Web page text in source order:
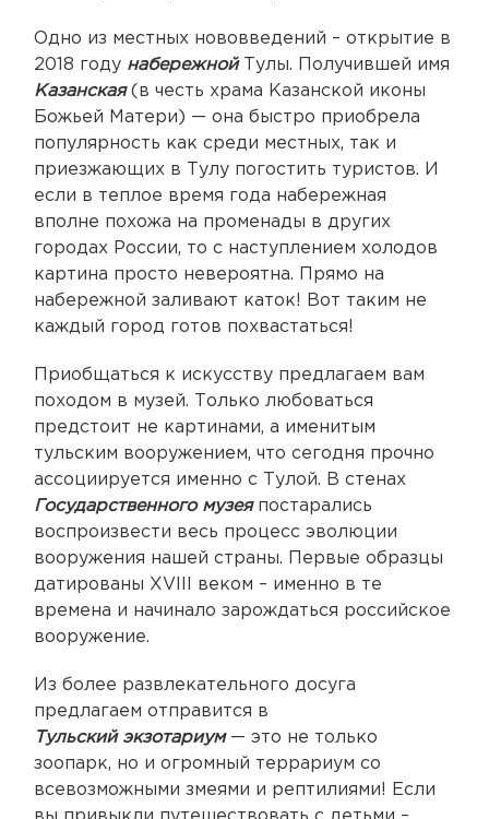
Одно из местных нововведений – открытие в
2018 году набережнойТулы. Получившей имя
Казанская(в честь храма Казанской иконы
Божьей Матери) — она быстро приобрела
популярность как среди местных, так и
приезжающих в Тулу погостить туристов. И
если в теплое время года набережная
вполне похожа на променады в других
городах России, то с наступлением холодов
картина просто невероятна. Прямо на
набережной заливают каток! Вот таким не
каждый город готов похвастаться!
Приобщаться к искусству предлагаем вам
походом в музей. Только любоваться
предстоит не картинами, а именитым
тульским вооружением, что сегодня прочно
ассоциируется именно с Тулой. В стенах
Государственного музеяпостарались
воспроизвести весь процесс эволюции
вооружения нашей страны. Первые образцы
датированы XVIII веком – именно в те
времена и начинало зарождаться российское
вооружение.
Из более развлекательного досуга
предлагаем отправится в
Тульский экзотариум— это не только
зоопарк, но и огромный террариум со
всевозможными змеями и рептилиями! Если